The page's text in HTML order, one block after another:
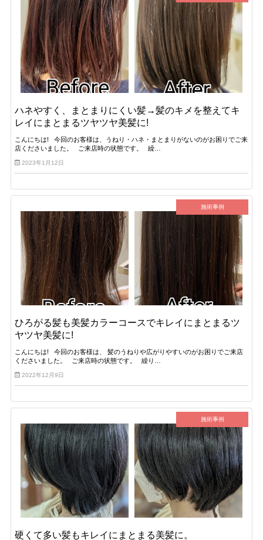
ハネやすく、まとまりにくい髪→髪のキメを整えてキ
レイにまとまるツヤツヤ美髪に!
こんにちは! 今回のお客様は、うねり・ハネ・まとまりがないのがお困りでご来
店くださいました。 ご来店時の状態です。 繰…
2023年1月12日
施術事例
ひろがる髪も美髪カラーコースでキレイにまとまるツ
ヤツヤ美髪に!
こんにちは! 今回のお客様は、 髪のうねりや広がりやすいのがお困りでご来店
くださいました。 ご来店時の状態です。 繰り…
2022年12月9日
施術事例
硬くて多い髪もキレイにまとまる美髪に。